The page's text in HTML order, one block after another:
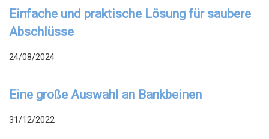
Einfache und praktische Lösung für saubere
Abschlüsse
24/08/2024
Eine große Auswahl an Bankbeinen
31/12/2022